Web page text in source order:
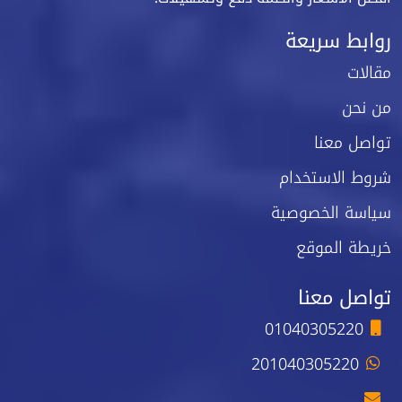
سريعة
معنا
الاستخدام
الخصوصية
الموقع
معنا
01040305220
201040305220